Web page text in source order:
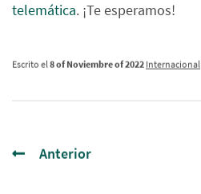
telemática. ¡Te esperamos!
Escrito el8 of Noviembre of 2022 Internacional
Anterior